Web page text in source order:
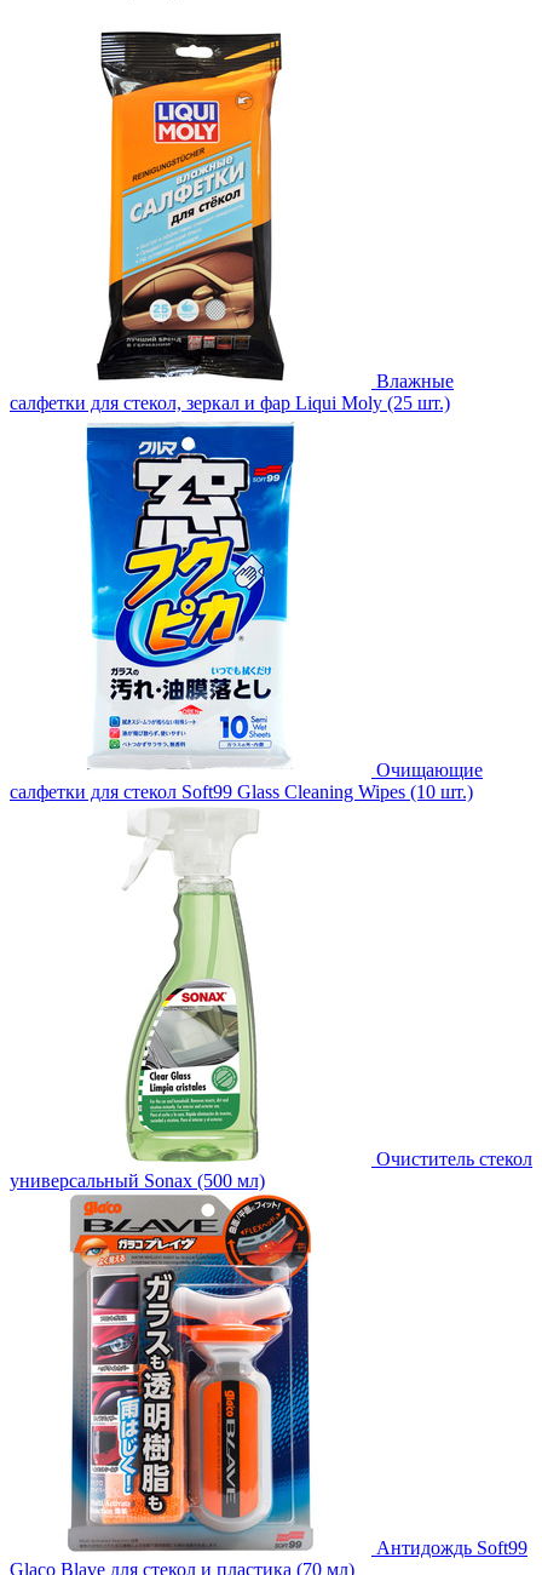
Влажные
салфетки для стекол, зеркал и фар Liqui Moly (25 шт.)
Очищающие
салфетки для стекол Soft99 Glass Cleaning Wipes (10 шт.)
Очиститель стекол
универсальный Sonax (500 мл)
Антидождь Soft99
Glaco Blave для стекол и пластика (70 мл)